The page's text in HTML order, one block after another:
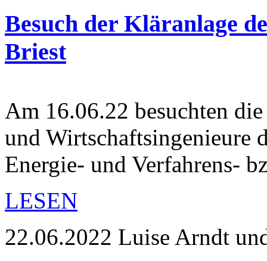
Besuch der Kläranlage
Briest
Am 16.06.22 besuchten
und Wirtschaftsingenieure
Energie- und Verfahrens-
LESEN
22.06.2022 Luise Arndt